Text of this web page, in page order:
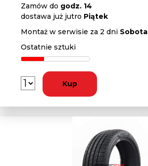
Zamów do godz. 14
dostawa już jutro Piątek
Montaż w serwisie za 2 dni Sobota
Ostatnie sztuki
Kup